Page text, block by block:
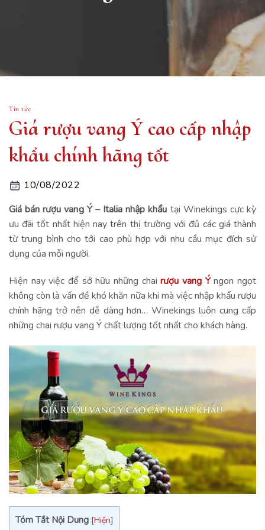
Tin tức
Giá rượu vang Ý cao cấp nhập
khẩu chính hãng tốt
10/08/2022
Giá bán rượu vang Ý – Italia nhập khẩu tại Winekings cực kỳ
ưu đãi tốt nhất hiện nay trên thị trường với đủ các giá thành
từ trung bình cho tới cao phù hợp với nhu cầu mục đích sử
dụng của mỗi người.
Hiện nay việc để sở hữu những chairượu vang Ýngon ngọt
không còn là vấn đề khó khăn nữa khi mà việc nhập khẩu rượu
chính hãng trở nên dễ dàng hơn… Winekings luôn cung cấp
những chai rượu vang Ý chất lượng tốt nhất cho khách hàng.
Tóm Tắt Nội Dung [Hiện]